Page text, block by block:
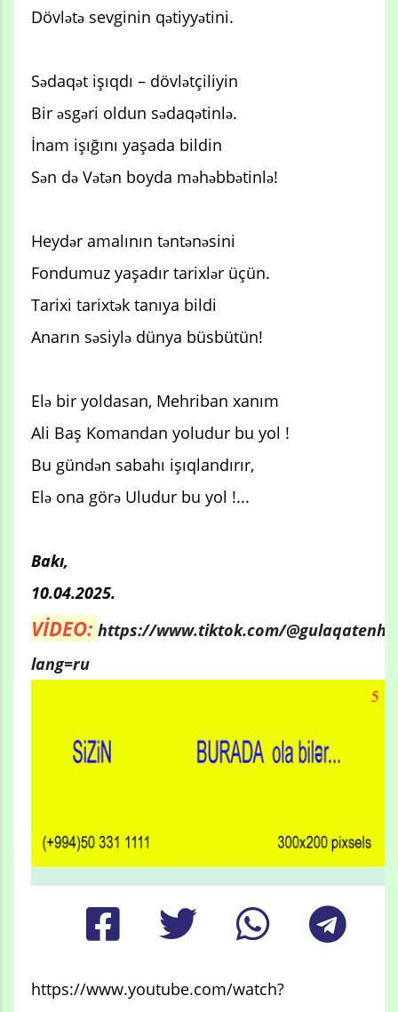
Dövlətə sevginin qətiyyətini.
Sədaqət işıqdı – dövlətçiliyin
Bir əsgəri oldun sədaqətinlə.
İnam işığını yaşada bildin
Sən də Vətən boyda məhəbbətinlə!
Heydər amalının təntənəsini
Fondumuz yaşadır tarixlər üçün.
Tarixi tarixtək tanıya bildi
Anarın səsiylə dünya büsbütün!
Elə bir yoldasan, Mehriban xanım
Ali Baş Komandan yoludur bu yol !
Bu gündən sabahı işıqlandırır,
Elə ona görə Uludur bu yol !...
Bakı,
10.04.2025.
VİDEO: https://www.tiktok.com/
lang=ru
https://www.youtube.com/watch?